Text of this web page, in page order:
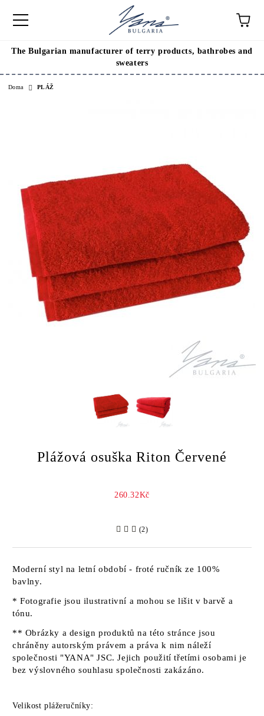
The Bulgarian manufacturer of terry products, bathrobes and
sweaters
Doma PLÁŽ
Plážová osuška Riton Červené
260.32Kč
(2)
Moderní styl na letní období - froté ručník ze 100%
bavlny.
* Fotografie jsou ilustrativní a mohou se lišit v barvě a
tónu.
** Obrázky a design produktů na této stránce jsou
chráněny autorským právem a práva k nim náleží
společnosti "YANA" JSC. Jejich použití třetími osobami je
bez výslovného souhlasu společnosti zakázáno.
Velikost plážeručníky: